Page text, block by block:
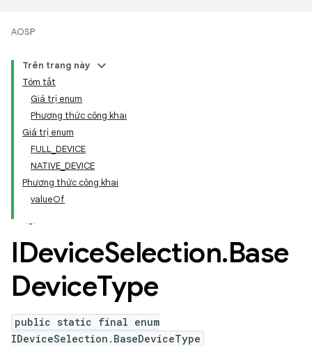
AOSP
Trên trang này
Tóm tắt
Giá trị enum
Phương thức công khai
Giá trị enum
FULL_DEVICE
NATIVE_DEVICE
Phương thức công khai
valueOf
IDeviceSelection.Base
DeviceType
public static final enum
IDeviceSelection.BaseDeviceType